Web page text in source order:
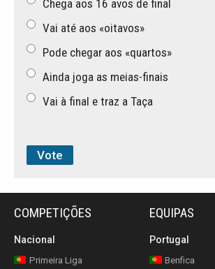
Chega aos 16 avos de final
Vai até aos «oitavos»
Pode chegar aos «quartos»
Ainda joga as meias-finais
Vai à final e traz a Taça
COMPETIÇÕES
Nacional
Primeira Liga
EQUIPAS
Portugal
Benfica